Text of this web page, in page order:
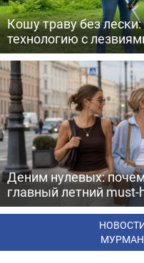
Кошу траву без
технологию с
Деним нулевых:
главный летний must-